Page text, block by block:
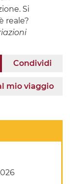
Si
reale?
Condividi
mio viaggio